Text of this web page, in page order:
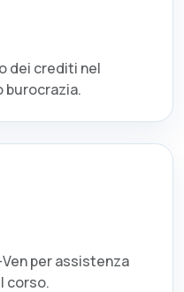
dei crediti nel
burocrazia.
per assistenza
corso.